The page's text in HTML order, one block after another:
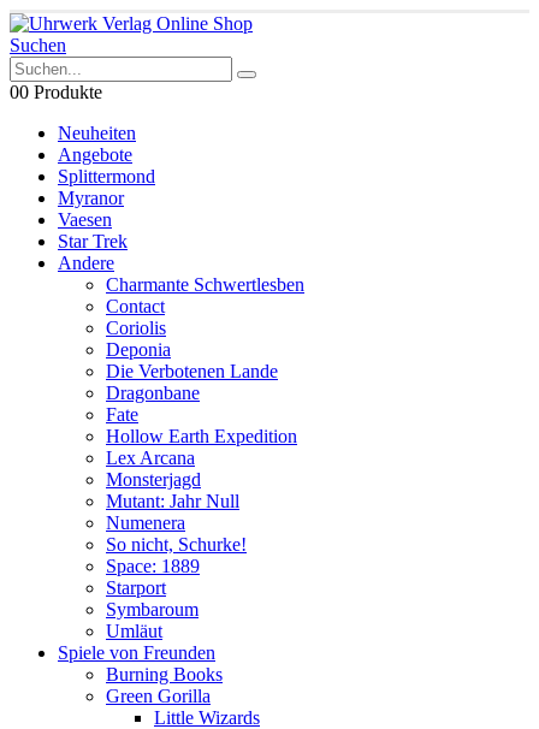
Suchen
00 Produkte
Neuheiten
Angebote
Splittermond
Myranor
Vaesen
Star Trek
Andere
Charmante Schwertlesben
Contact
Coriolis
Deponia
Die Verbotenen Lande
Dragonbane
Fate
Hollow Earth Expedition
Lex Arcana
Monsterjagd
Mutant: Jahr Null
Numenera
So nicht, Schurke!
Space: 1889
Starport
Symbaroum
Umläut
Spiele von Freunden
Burning Books
Green Gorilla
Little Wizards